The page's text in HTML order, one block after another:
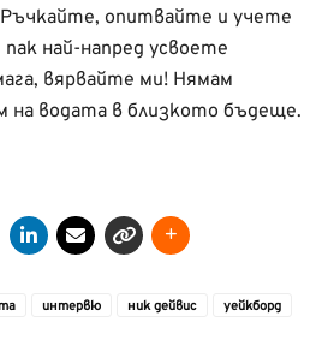
опитвайте и учете
най-напред усвоете
вярвайте ми! Нямам
на водата в близкото бъдеще.
интервю ник дейвис уейкборд